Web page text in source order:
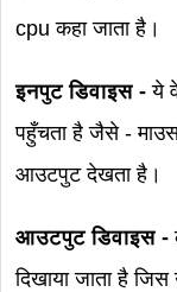
cpu कहा जाता है।
इनपुट डिवाइस -ये
पहुँचता है जैसे -
आउटपुट देखता है।
आउटपुट डिवाइस -
दिखाया जाता है